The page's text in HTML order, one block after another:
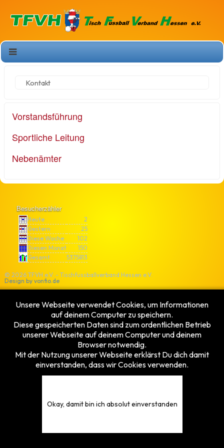
Kontakt
Vorstandsführung
Sportliche Leitung
Nebenämter
Besucherzähler
Heute
2
Gestern
25
Diese Woche
102
Diesen Monat
150
Gesamt
5375813
© 2026 TFVH e.V. - Tischfussballverband Hessen e.V.
Design by vonfio.de
Unsere Webseite verwendet Cookies, um Informationen
auf deinem Computer zu speichern.
Diese gespeicherten Daten sind zum ordentlichen Betrieb
unserer Webseite auf deinem Computer und deinem
Browser notwendig.
Mit der Nutzung unserer Webseite erklärst Du dich damit
einverstanden, dass wir Cookies verwenden.
Okay, damit bin ich absolut einverstanden